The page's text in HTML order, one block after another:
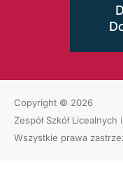
Copyright © 2026
Zespół Szkół
Wszystkie prawa